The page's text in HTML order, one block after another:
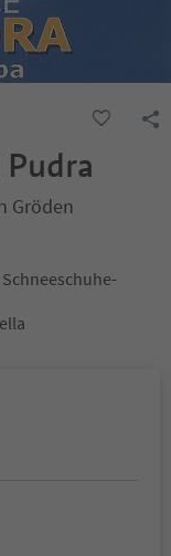
Gröden